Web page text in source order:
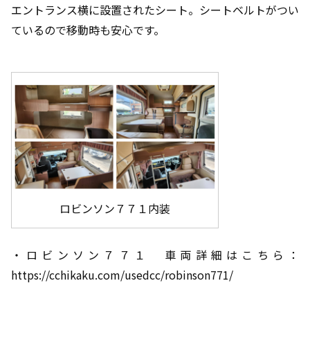
エントランス横に設置されたシート。シートベルトがつい
ているので移動時も安心です。
ロビンソン７７１内装
・ロビンソン７７１ 車両詳細はこちら：
https://cchikaku.com/usedcc/robinson771/